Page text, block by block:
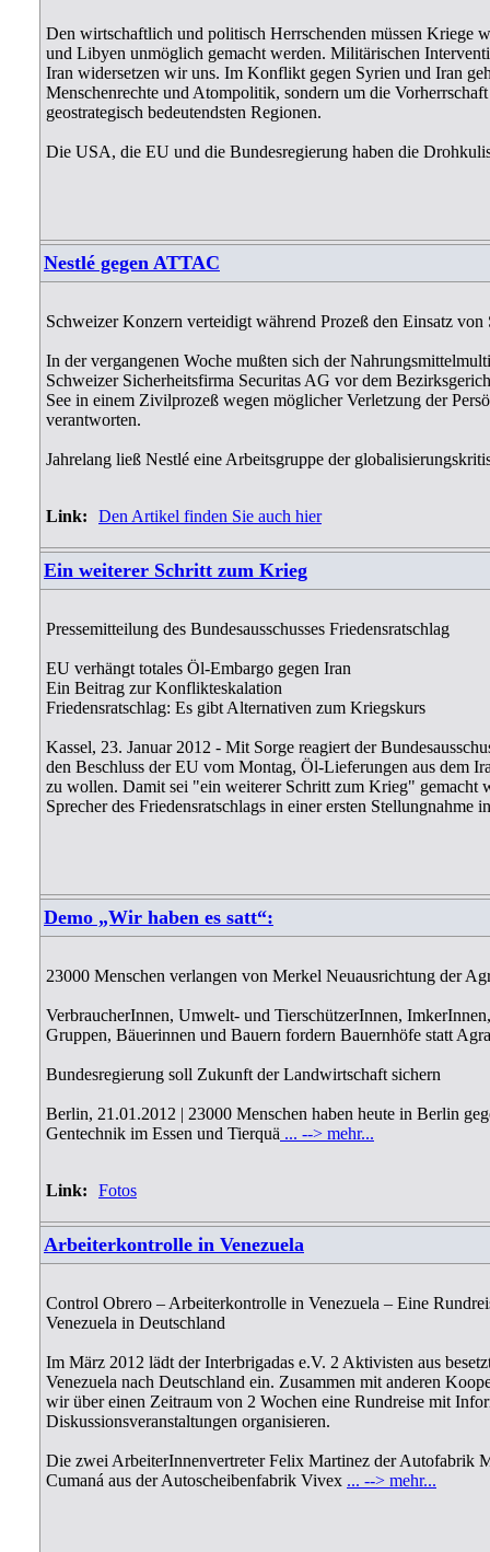
Den wirtschaftlich und politisch Herrschenden müssen Kriege
und Libyen unmöglich gemacht werden. Militärischen
Iran widersetzen wir uns. Im Konflikt gegen Syrien und Iran
Menschenrechte und Atompolitik, sondern um die
geostrategisch bedeutendsten Regionen.
Die USA, die EU und die Bundesregierung haben die
Nestlé gegen ATTAC
Schweizer Konzern verteidigt während Prozeß den Einsatz von
In der vergangenen Woche mußten sich der
Schweizer Sicherheitsfirma Securitas AG vor dem
See in einem Zivilprozeß wegen möglicher Verletzung der
verantworten.
Jahrelang ließ Nestlé eine Arbeitsgruppe der
Link: Den Artikel finden Sie auch hier
Ein weiterer Schritt zum Krieg
Pressemitteilung des Bundesausschusses Friedensratschlag
EU verhängt totales Öl-Embargo gegen Iran
Ein Beitrag zur Konflikteskalation
Friedensratschlag: Es gibt Alternativen zum Kriegskurs
Kassel, 23. Januar 2012 - Mit Sorge reagiert der
den Beschluss der EU vom Montag, Öl-Lieferungen aus dem
zu wollen. Damit sei "ein weiterer Schritt zum Krieg" gemacht
Sprecher des Friedensratschlags in einer ersten Stellungnahme
Demo „Wir haben es satt“:
23000 Menschen verlangen von Merkel Neuausrichtung der
VerbraucherInnen, Umwelt- und TierschützerInnen,
Gruppen, Bäuerinnen und Bauern fordern Bauernhöfe statt
Bundesregierung soll Zukunft der Landwirtschaft sichern
Berlin, 21.01.2012 | 23000 Menschen haben heute in Berlin
Gentechnik im Essen und Tierquä ... --> mehr...
Link: Fotos
Arbeiterkontrolle in Venezuela
Control Obrero – Arbeiterkontrolle in Venezuela – Eine
Venezuela in Deutschland
Im März 2012 lädt der Interbrigadas e.V. 2 Aktivisten aus
Venezuela nach Deutschland ein. Zusammen mit anderen
wir über einen Zeitraum von 2 Wochen eine Rundreise mit
Diskussionsveranstaltungen organisieren.
Die zwei ArbeiterInnenvertreter Felix Martinez der Autofabrik
Cumaná aus der Autoscheibenfabrik Vivex ... --> mehr...